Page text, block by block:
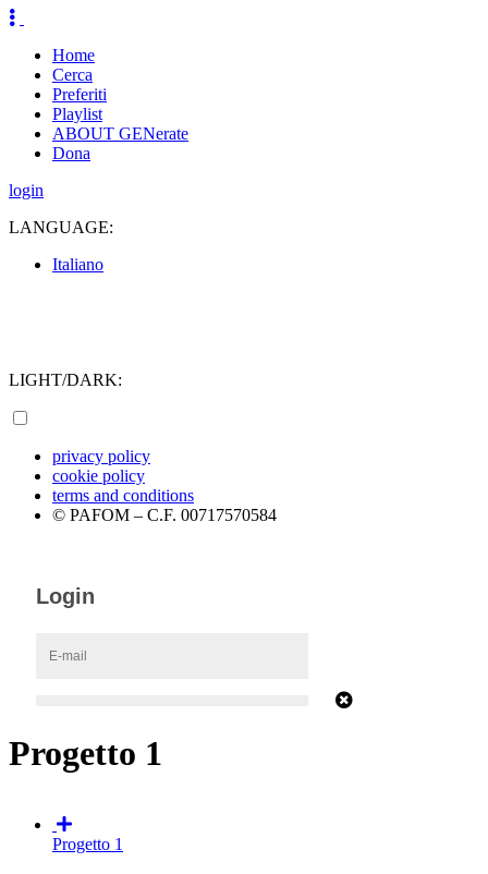
Home
Cerca
Preferiti
Playlist
ABOUT GENerate
Dona
login
LANGUAGE:
Italiano
LIGHT/DARK:
privacy policy
cookie policy
terms and conditions
© PAFOM – C.F. 00717570584
Progetto 1
Progetto 1